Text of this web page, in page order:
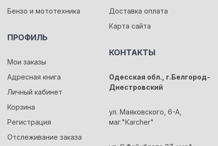
Бензо и мототехника
ПРОФИЛЬ
Мои заказы
Адресная книга
Личный кабинет
Корзина
Регистрация
Отслеживание заказа
Доставка оплата
Карта сайта
КОНТАКТЫ
Одесская обл., г.Белгород-
Днестровский
ул. Маяковского, 6-А,
маг."Кarcher"